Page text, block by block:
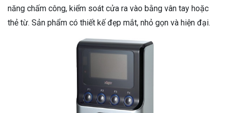
năng chấm công, kiểm soát cửa ra vào bằng vân tay hoặc
thẻ từ. Sản phẩm có thiết kế đẹp mắt, nhỏ gọn và hiện đại.